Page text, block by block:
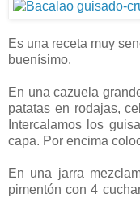
Es una receta muy
buenísimo.
En una cazuela
patatas en rodajas,
Intercalamos los
capa. Por encima
En una jarra
pimentón con 4